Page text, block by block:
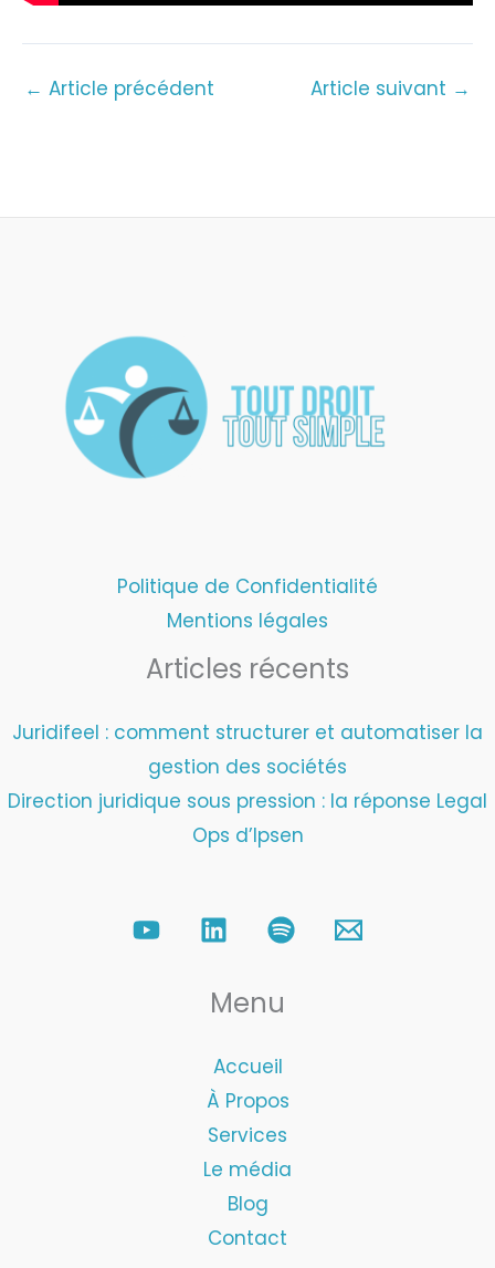
← Article précédent Article suivant →
Politique de Confidentialité
Mentions légales
Articles récents
Juridifeel : comment structurer et automatiser la
gestion des sociétés
Direction juridique sous pression : la réponse Legal
Ops d’Ipsen
Menu
Accueil
À Propos
Services
Le média
Blog
Contact